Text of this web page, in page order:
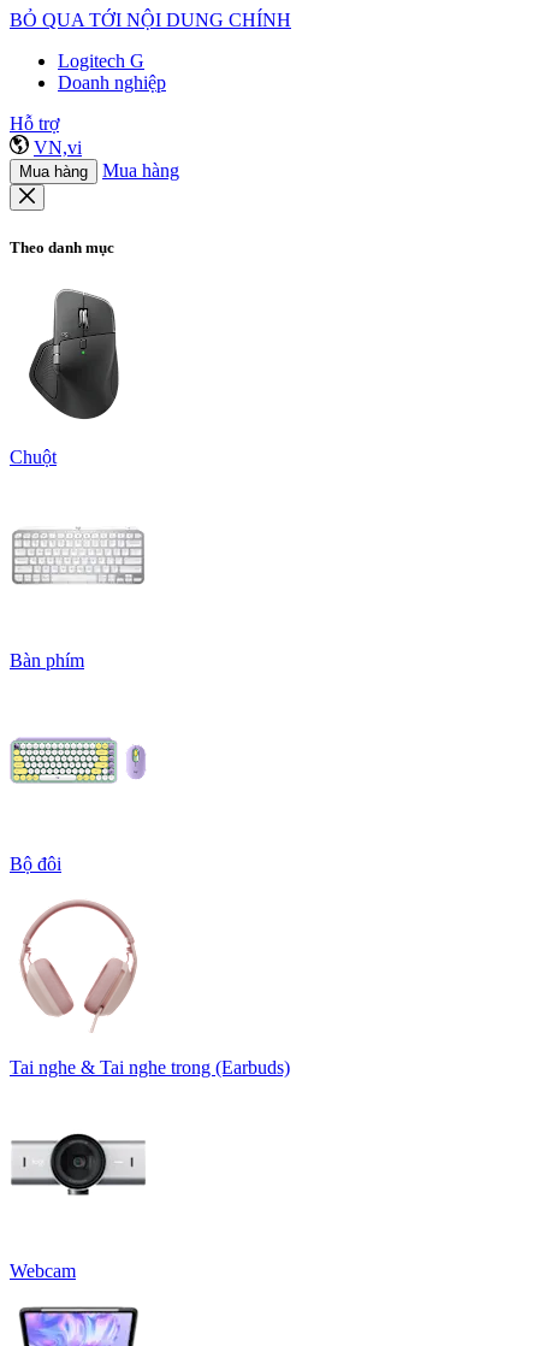
BỎ QUA TỚI NỘI DUNG CHÍNH
Logitech G
Doanh nghiệp
Hỗ trợ
VN,vi
Mua hàng Mua hàng
Theo danh mục
Chuột
Bàn phím
Bộ đôi
Tai nghe & Tai nghe trong (Earbuds)
Webcam